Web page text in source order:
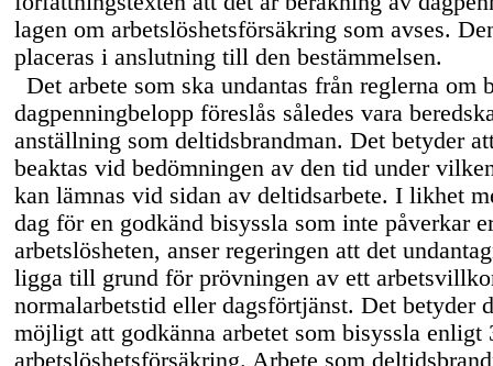
lagen om arbetslöshetsförsäkring som avses.
placeras i anslutning till den bestämmelsen.
Det arbete som ska undantas från reglerna om
dagpenningbelopp föreslås således vara
anställning som deltidsbrandman. Det betyder
beaktas vid bedömningen av den tid under
kan lämnas vid sidan av deltidsarbete. I likhet
dag för en godkänd bisyssla som inte påverkar
arbetslösheten, anser regeringen att det
ligga till grund för prövningen av ett
normalarbetstid eller dagsförtjänst. Det betyder
möjligt att godkänna arbetet som bisyssla enligt
arbetslöshetsförsäkring. Arbete som